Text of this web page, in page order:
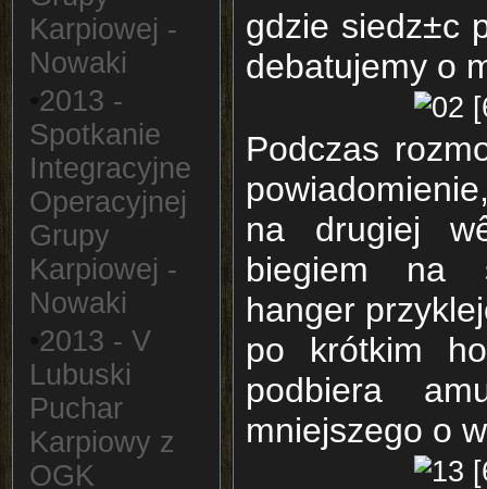
Karpiowej -
Nowaki
2013 -
Spotkanie
Integracyjne
Operacyjnej
Grupy
Karpiowej -
Nowaki
2013 - V
Lubuski
Puchar
Karpiowy z
OGK
gdzie siedz±c
debatujemy o
Podczas
na drugiej
biegiem na
hanger
po krótkim
podbiera
mniejszego o